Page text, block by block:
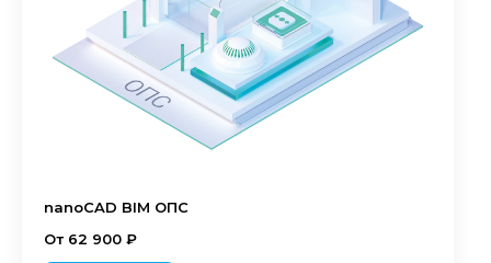
nanoCAD BIM ОПС
От 62 900 ₽